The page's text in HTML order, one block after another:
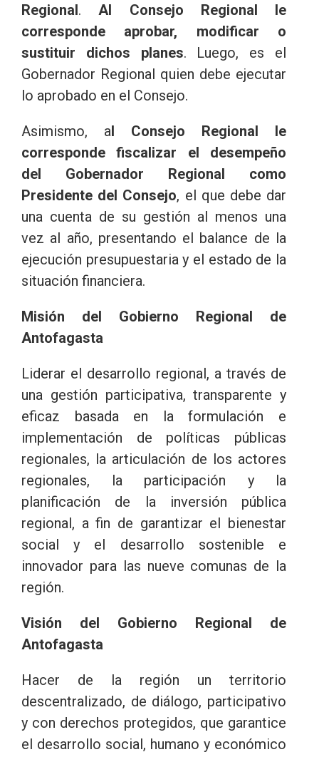
Regional. Al Consejo Regional le
corresponde aprobar, modificar o
sustituir dichos planes. Luego, es el
Gobernador Regional quien debe ejecutar
lo aprobado en el Consejo.
Asimismo, al Consejo Regional le
corresponde fiscalizar el desempeño
del Gobernador Regional como
Presidente del Consejo, el que debe dar
una cuenta de su gestión al menos una
vez al año, presentando el balance de la
ejecución presupuestaria y el estado de la
situación financiera.
Misión del Gobierno Regional de
Antofagasta
Liderar el desarrollo regional, a través de
una gestión participativa, transparente y
eficaz basada en la formulación e
implementación de políticas públicas
regionales, la articulación de los actores
regionales, la participación y la
planificación de la inversión pública
regional, a fin de garantizar el bienestar
social y el desarrollo sostenible e
innovador para las nueve comunas de la
región.
Visión del Gobierno Regional de
Antofagasta
Hacer de la región un territorio
descentralizado, de diálogo, participativo
y con derechos protegidos, que garantice
el desarrollo social, humano y económico